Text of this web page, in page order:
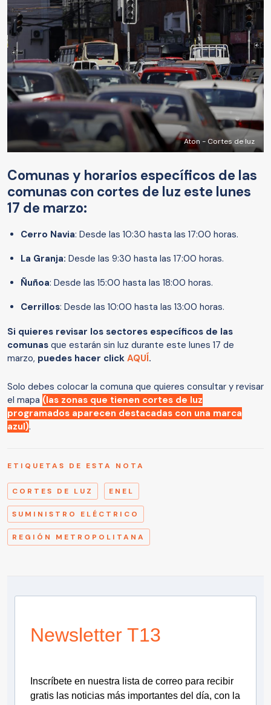
Aton - Cortes de luz
Comunas y horarios específicos de las
comunas con cortes de luz este lunes
17 de marzo:
Cerro Navia: Desde las 10:30 hasta las 17:00 horas.
La Granja: Desde las 9:30 hasta las 17:00 horas.
Ñuñoa: Desde las 15:00 hasta las 18:00 horas.
Cerrillos: Desde las 10:00 hasta las 13:00 horas.
Si quieres revisar los sectores específicos de las
comunas que estarán sin luz durante este lunes 17 de
marzo, puedes hacer click AQUÍ.
Solo debes colocar la comuna que quieres consultar y revisar
el mapa (las zonas que tienen cortes de luz
programados aparecen destacadas con una marca
azul).
ETIQUETAS DE ESTA NOTA
CORTES DE LUZ ENEL
SUMINISTRO ELÉCTRICO
REGIÓN METROPOLITANA
Newsletter T13
Inscríbete en nuestra lista de correo para recibir
gratis las noticias más importantes del día, con la